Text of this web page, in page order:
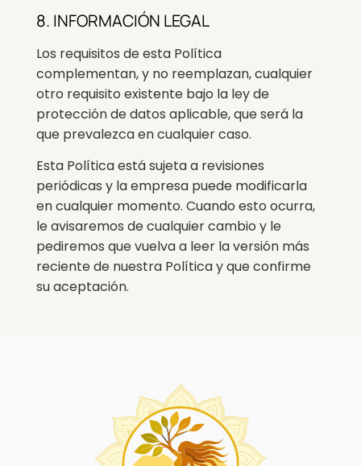
8. INFORMACIÓN LEGAL
Los requisitos de esta Política
complementan, y no reemplazan, cualquier
otro requisito existente bajo la ley de
protección de datos aplicable, que será la
que prevalezca en cualquier caso.
Esta Política está sujeta a revisiones
periódicas y la empresa puede modificarla
en cualquier momento. Cuando esto ocurra,
le avisaremos de cualquier cambio y le
pediremos que vuelva a leer la versión más
reciente de nuestra Política y que confirme
su aceptación.